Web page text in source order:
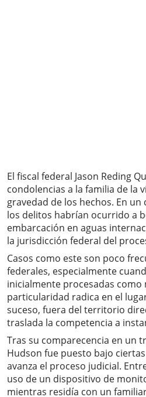
El fiscal federal Jason Reding
condolencias a la familia de la
gravedad de los hechos. En
los delitos habrían ocurrido a
embarcación en aguas
la jurisdicción federal del
Casos como este son poco
federales, especialmente
inicialmente procesadas como
particularidad radica en el
suceso, fuera del territorio
traslada la competencia a
Tras su comparecencia en un
Hudson fue puesto bajo
avanza el proceso judicial.
uso de un dispositivo de
mientras residía con un